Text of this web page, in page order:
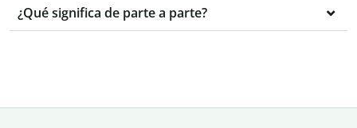
¿Qué significa de parte a parte?